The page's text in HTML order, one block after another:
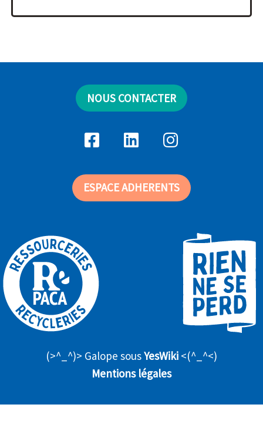
NOUS CONTACTER
ESPACE ADHERENTS
(>^_^)> Galope sousYesWiki <(^_^<)
Mentions légales